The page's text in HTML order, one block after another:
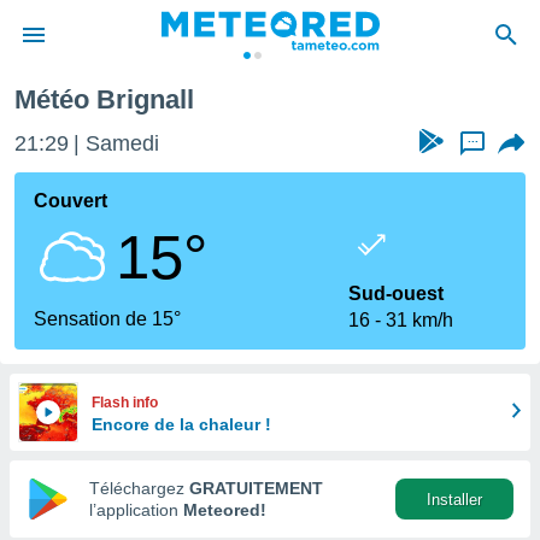
de
en
Météo Brignall
21:29 Samedi ...
Couvert
15°
Sensation de 15°
Sud-ouest
16
31 km/h
Flash info
Encore de la chaleur !
Téléchargez GRATUITEMENT
l’application Meteored!
Installer